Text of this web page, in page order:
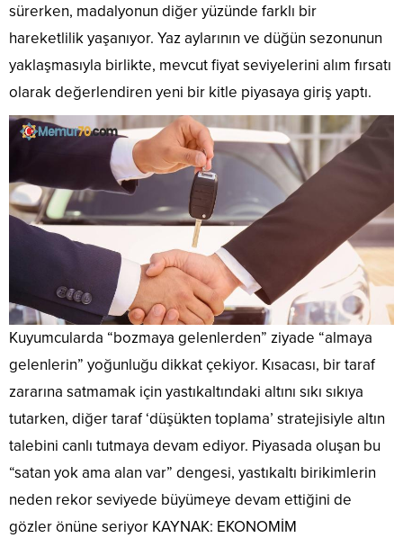
sürerken, madalyonun diğer yüzünde farklı bir
hareketlilik yaşanıyor. Yaz aylarının ve düğün sezonunun
yaklaşmasıyla birlikte, mevcut fiyat seviyelerini alım fırsatı
olarak değerlendiren yeni bir kitle piyasaya giriş yaptı.
Kuyumcularda “bozmaya gelenlerden” ziyade “almaya
gelenlerin” yoğunluğu dikkat çekiyor. Kısacası, bir taraf
zararına satmamak için yastıkaltındaki altını sıkı sıkıya
tutarken, diğer taraf ‘düşükten toplama’ stratejisiyle altın
talebini canlı tutmaya devam ediyor. Piyasada oluşan bu
“satan yok ama alan var” dengesi, yastıkaltı birikimlerin
neden rekor seviyede büyümeye devam ettiğini de
gözler önüne seriyor KAYNAK: EKONOMİM